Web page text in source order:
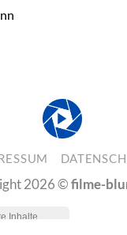
2026 ©filme-